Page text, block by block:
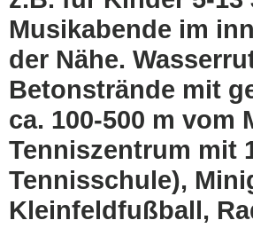
Musikabende im
der Nähe.
Betonstrände mit
ca. 100-500 m vom
Tenniszentrum mit
Tennisschule),
Kleinfeldfußball,